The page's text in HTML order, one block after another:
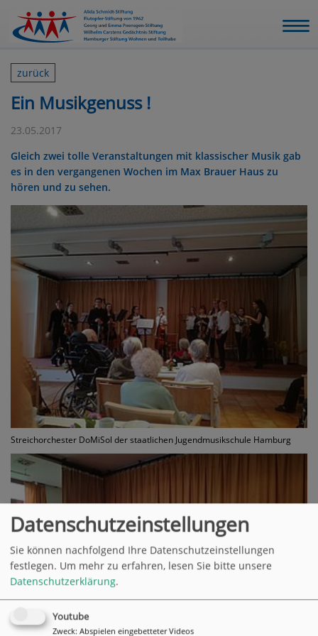
zurück
Ein Musikgenuss !
23.05.2017
Gleich zwei tolle Veranstaltungen mit klassischer Musik gab
es in den vergangenen Wochen im Max Brauer Haus zu
hören und zu sehen.
Streichorchester DoMiSol der staatlichen Jugendmusikschule Hamburg
Datenschutzeinstellungen
Sie können nachfolgend Ihre Datenschutzeinstellungen
festlegen. Um mehr zu erfahren, lesen Sie bitte unsere
Datenschutzerklärung.
Youtube
Zweck: Abspielen eingebetteter Videos